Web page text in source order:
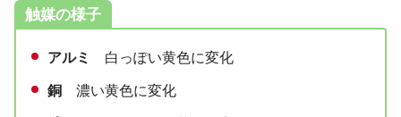
触媒の様子
アルミ 白っぽい黄色に変化
銅 濃い黄色に変化